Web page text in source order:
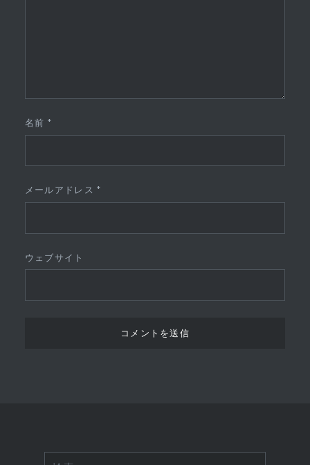
名前 *
メールアドレス*
ウェブサイト